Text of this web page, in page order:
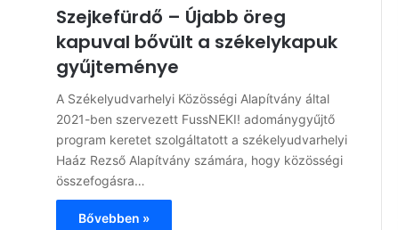
Szejkefürdő – Újabb öreg
kapuval bővült a székelykapuk
gyűjteménye
A Székelyudvarhelyi Közösségi Alapítvány által
2021-ben szervezett FussNEKI! adománygyűjtő
program keretet szolgáltatott a székelyudvarhelyi
Haáz Rezső Alapítvány számára, hogy közösségi
összefogásra…
Bővebben »